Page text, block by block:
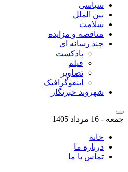
سیاسی
بین الملل
سلامت
مناقصه و مزایده
چند رسانه ای
پادکست
فیلم
تصاویر
اینفوگرافیک
شهروند خبرنگار
جمعه - 16 مرداد 1405
خانه
درباره ما
تماس با ما